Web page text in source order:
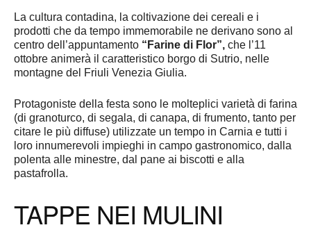
La cultura contadina, la coltivazione dei cereali e i
prodotti che da tempo immemorabile ne derivano sono al
centro dell’appuntamento “Farine di Flor”, che l’11
ottobre animerà il caratteristico borgo di Sutrio, nelle
montagne del Friuli Venezia Giulia.
Protagoniste della festa sono le molteplici varietà di farina
(di granoturco, di segala, di canapa, di frumento, tanto per
citare le più diffuse) utilizzate un tempo in Carnia e tutti i
loro innumerevoli impieghi in campo gastronomico, dalla
polenta alle minestre, dal pane ai biscotti e alla
pastafrolla.
TAPPE NEI MULINI